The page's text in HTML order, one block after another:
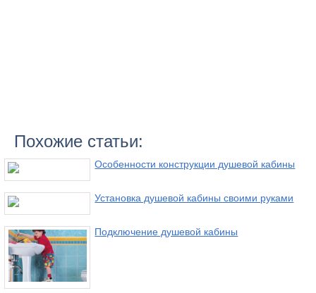
Похожие статьи:
Особенности конструкции душевой кабины
Установка душевой кабины своими руками
Подключение душевой кабины